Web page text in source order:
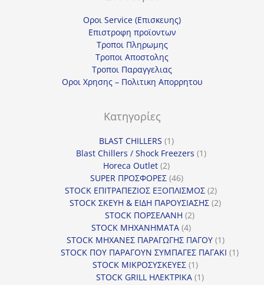
Οροι Service (Επισκευης)
Επιστροφη προϊοντων
Τροποι Πληρωμης
Τροποι Αποστολης
Τροποι Παραγγελιας
Οροι Χρησης – Πολιτικη Απορρητου
Κατηγορίες
BLAST CHILLERS 11
προϊόν
Blast Chillers / Shock Freezers 11
Horeca Outlet 22
προϊόντα
SUPER ΠΡΟΣΦΟΡΕΣ 4646
προϊόντα
STOCK ΕΠΙΤΡΑΠΕΖΙΟΣ ΕΞΟΠΛΙΣΜΟΣ 22
προϊόντα
STOCK ΣΚΕΥΗ & ΕΙΔΗ ΠΑΡΟΥΣΙΑΣΗΣ 22
STOCK ΠΟΡΣΕΛΑΝΗ 22
STOCK ΜΗΧΑΝΗΜΑΤΑ 44
προϊόντα
STOCK ΜΗΧΑΝΕΣ ΠΑΡΑΓΩΓΗΣ ΠΑΓΟΥ 11
προϊόν
STOCK ΠΟΥ ΠΑΡΑΓΟΥΝ ΣΥΜΠΑΓΕΣ ΠΑΓΑΚΙ 11
STOCK ΜΙΚΡΟΣΥΣΚΕΥΕΣ 11
προϊόν
STOCK GRILL ΗΛΕΚΤΡΙΚΑ 11